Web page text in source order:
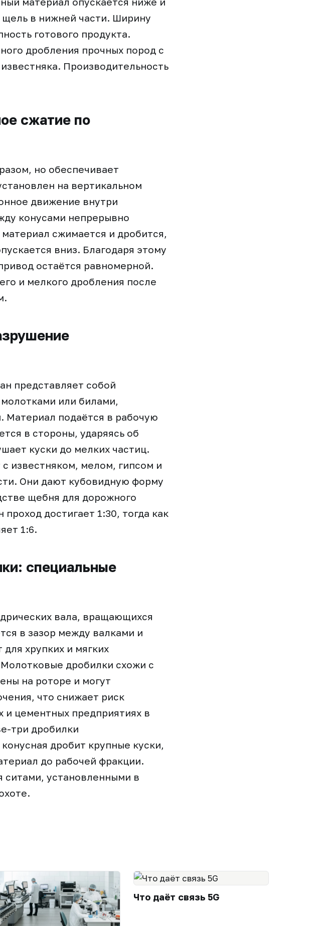
щель в нижней части. Ширину
готового продукта.
дробления прочных пород с
Производительность
сжатие по
но обеспечивает
на вертикальном
движение внутри
конусами непрерывно
сжимается и дробится,
вниз. Благодаря этому
остаётся равномерной.
и мелкого дробления после
представляет собой
или билами,
Материал подаётся в рабочую
в стороны, ударяясь об
куски до мелких частиц.
известняком, мелом, гипсом и
Они дают кубовидную форму
щебня для дорожного
достигает 1:30, тогда как
1:6.
специальные
вала, вращающихся
в зазор между валками и
хрупких и мягких
дробилки схожи с
на роторе и могут
что снижает риск
цементных предприятиях в
три дробилки
дробит крупные куски,
до рабочей фракции.
ситами, установленными в
Что даёт связь 5G